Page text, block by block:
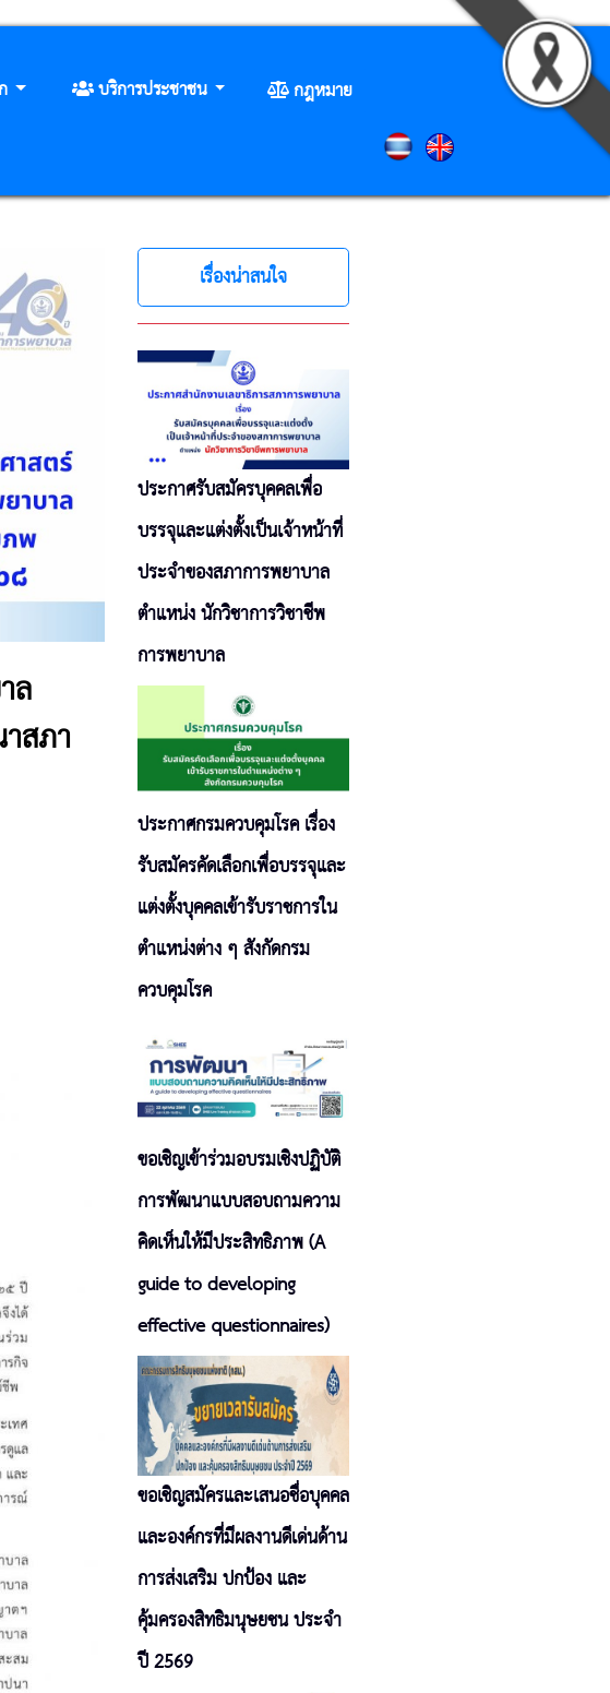
บริการประชาชน
กฎหมาย
ล
สภา
เรื่องน่าสนใจ
ประกาศรับสมัครบุคคลเพื่อ
บรรจุและแต่งตั้งเป็นเจ้าหน้าที่
ประจำของสภาการพยาบาล
ตำแหน่ง นักวิชาการวิชาชีพ
การพยาบาล
ประกาศกรมควบคุมโรค เรื่อง
รับสมัครคัดเลือกเพื่อบรรจุและ
แต่งตั้งบุคคลเข้ารับราชการใน
ตำแหน่งต่าง ๆ สังกัดกรม
ควบคุมโรค
ขอเชิญเข้าร่วมอบรมเชิงปฏิบัติ
การพัฒนาแบบสอบถามความ
คิดเห็นให้มีประสิทธิภาพ (A
guide to developing
effective questionnaires)
ขอเชิญสมัครและเสนอชื่อบุคคล
และองค์กรที่มีผลงานดีเด่นด้าน
การส่งเสริม ปกป้อง และ
คุ้มครองสิทธิมนุษยชน ประจำ
ปี 2569